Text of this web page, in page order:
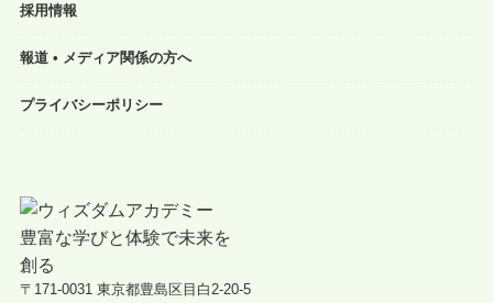
採用情報
報道 • メディア関係の方へ
プライバシーポリシー
〒171-0031 東京都豊島区目白2-20-5